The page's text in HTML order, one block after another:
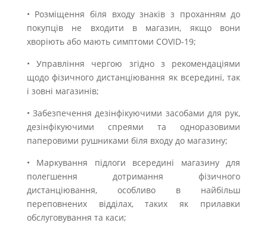
• Розміщення біля входу знаків з проханням до
покупців не входити в магазин, якщо вони
хворіють або мають симптоми COVID-19;
• Управління чергою згідно з рекомендаціями
щодо фізичного дистанціювання як всередині, так
і зовні магазинів;
• Забезпечення дезінфікуючими засобами для рук,
дезінфікуючими спреями та одноразовими
паперовими рушниками біля входу до магазину;
• Маркування підлоги всередині магазину для
полегшення дотримання фізичного
дистанціювання, особливо в найбільш
переповнених відділах, таких як прилавки
обслуговування та каси;